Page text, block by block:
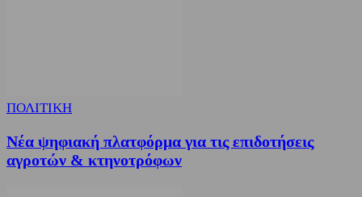
ΠΟΛΙΤΙΚΗ
Νέα ψηφιακή πλατφόρμα για τις επιδοτήσεις
αγροτών & κτηνοτρόφων